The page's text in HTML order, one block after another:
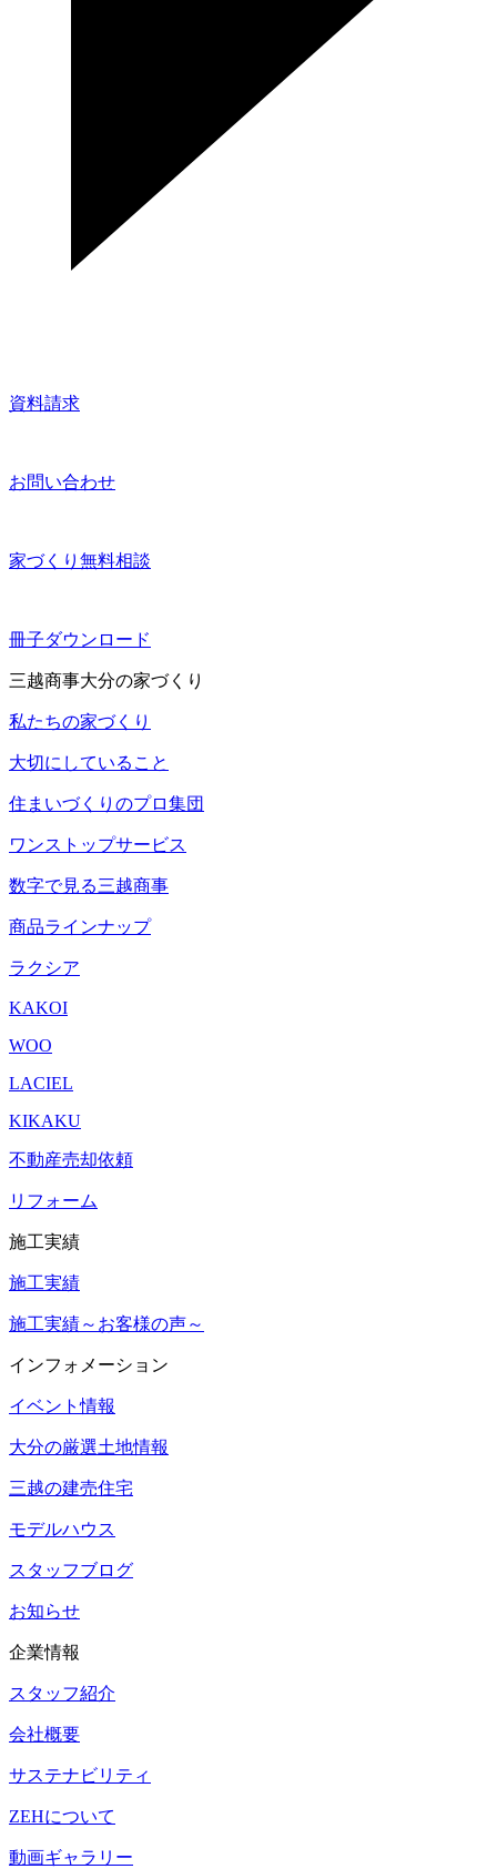
資料請求
お問い合わせ
家づくり無料相談
冊子ダウンロード
三越商事大分の家づくり
私たちの家づくり
大切にしていること
住まいづくりのプロ集団
ワンストップサービス
数字で見る三越商事
商品ラインナップ
ラクシア
KAKOI
WOO
LACIEL
KIKAKU
不動産売却依頼
リフォーム
施工実績
施工実績
施工実績～お客様の声～
インフォメーション
イベント情報
大分の厳選土地情報
三越の建売住宅
モデルハウス
スタッフブログ
お知らせ
企業情報
スタッフ紹介
会社概要
サステナビリティ
ZEHについて
動画ギャラリー